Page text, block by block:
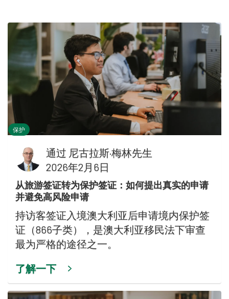
保护
通过 尼古拉斯·梅林先生
2026年2月6日
从旅游签证转为保护签证：如何提出真实的申请
并避免高风险申请
持访客签证入境澳大利亚后申请境内保护签
证（866子类），是澳大利亚移民法下审查
最为严格的途径之一。
了解一下